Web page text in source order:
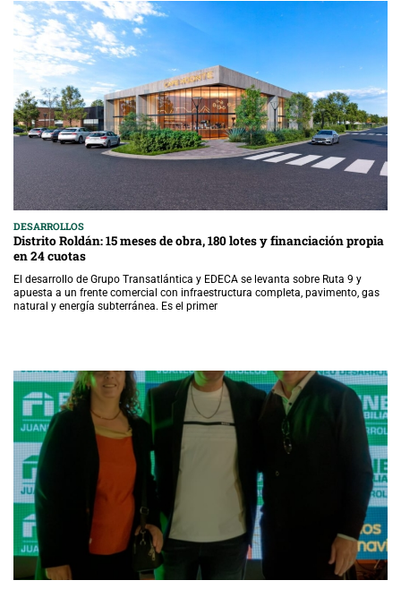
DESARROLLOS
Distrito Roldán: 15 meses de obra, 180 lotes y financiación propia
en 24 cuotas
El desarrollo de Grupo Transatlántica y EDECA se levanta sobre Ruta 9 y
apuesta a un frente comercial con infraestructura completa, pavimento, gas
natural y energía subterránea. Es el primer